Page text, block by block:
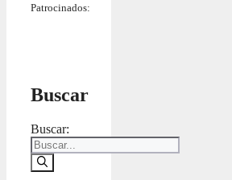
Patrocinados:
Buscar
Buscar: